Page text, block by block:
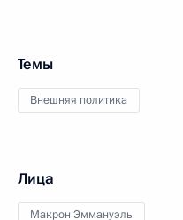
Темы
Внешняя политика
Лица
Макрон Эммануэль